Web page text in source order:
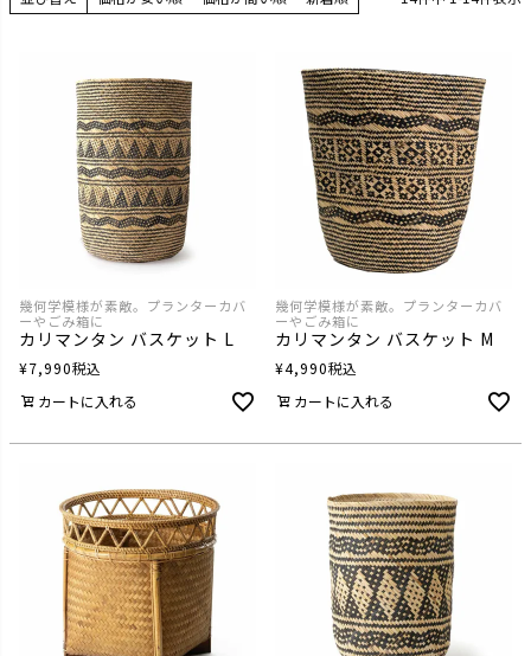
幾何学模様が素敵。プランターカバ
ーやごみ箱に
カリマンタン バスケット L
¥7,990税込
カートに入れる
幾何学模様が素敵。プランターカバ
ーやごみ箱に
カリマンタン バスケット M
¥4,990税込
カートに入れる